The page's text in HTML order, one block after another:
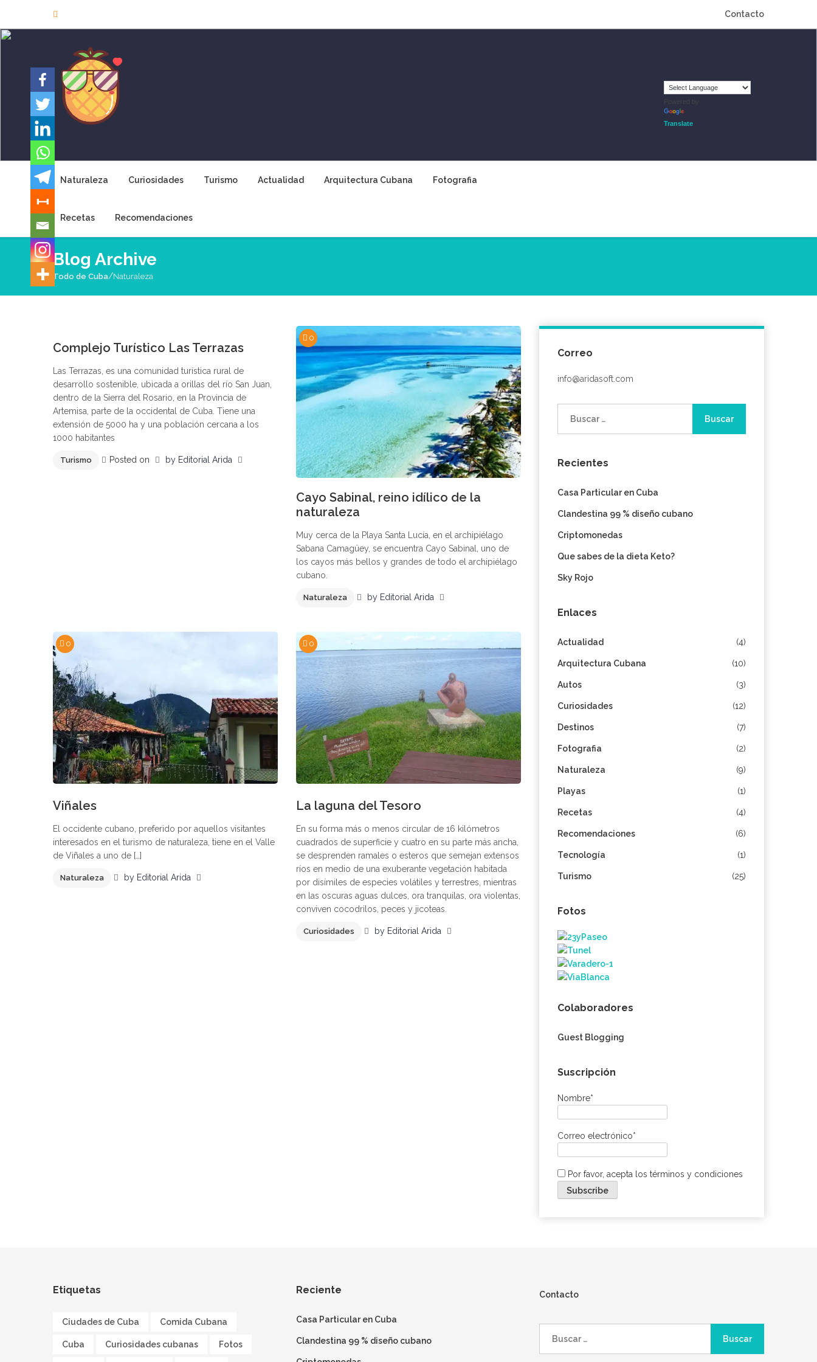
content
Contacto
Powered by
Translate
Naturaleza Curiosidades Turismo Actualidad Arquitectura Cubana Fotografia
Recetas Recomendaciones
Blog Archive
Todo de Cuba/Naturaleza
Complejo Turístico Las Terrazas
Las Terrazas, es una comunidad turística rural de
desarrollo sostenible, ubicada a orillas del río San Juan,
dentro de la Sierra del Rosario, en la Provincia de
Artemisa, parte de la occidental de Cuba. Tiene una
extensión de 5000 ha y una población cercana a los
1000 habitantes
Turismo Posted on by Editorial Arida
0
Cayo Sabinal, reino idílico de la
naturaleza
Muy cerca de la Playa Santa Lucía, en el archipiélago
Sabana Camagüey, se encuentra Cayo Sabinal, uno de
los cayos más bellos y grandes de todo el archipiélago
cubano.
Naturaleza by Editorial Arida
0
Viñales
El occidente cubano, preferido por aquellos visitantes
interesados en el turismo de naturaleza, tiene en el Valle
de Viñales a uno de […]
Naturaleza by Editorial Arida
0
La laguna del Tesoro
En su forma más o menos circular de 16 kilómetros
cuadrados de superficie y cuatro en su parte más ancha,
se desprenden ramales o esteros que semejan extensos
ríos en medio de una exuberante vegetación habitada
por disímiles de especies volátiles y terrestres, mientras
en las oscuras aguas dulces, ora tranquilas, ora violentas,
conviven cocodrilos, peces y jicoteas.
Curiosidades by Editorial Arida
Correo
info@aridasoft.com
Recientes
Casa Particular en Cuba
Clandestina 99 % diseño cubano
Criptomonedas
Que sabes de la dieta Keto?
Sky Rojo
Enlaces
Actualidad (4)
Arquitectura Cubana (10)
Autos (3)
Curiosidades (12)
Destinos (7)
Fotografia (2)
Naturaleza (9)
Playas (1)
Recetas (4)
Recomendaciones (6)
Tecnología (1)
Turismo (25)
Fotos
Colaboradores
Guest Blogging
Suscripción
Nombre*
Correo electrónico*
Por favor, acepta los términos y condiciones
Etiquetas
Ciudades de Cuba Comida Cubana
Cuba Curiosidades cubanas Fotos
Reciente
Casa Particular en Cuba
Clandestina 99 % diseño cubano
Contacto